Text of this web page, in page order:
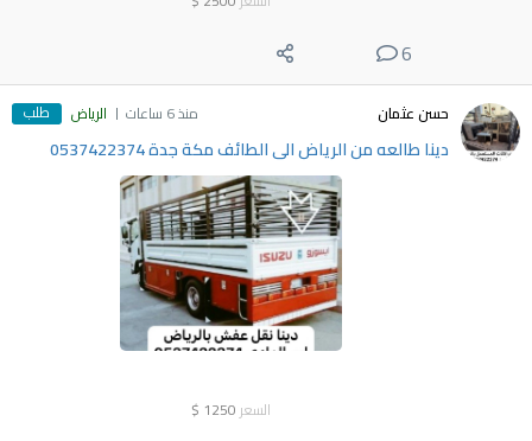
6
حسن عثمان منذ 6 ساعات الرياض طلب
دينا طالعه من الرياض الى الطائف مكة جدة 0537422374
السعر 1250
$